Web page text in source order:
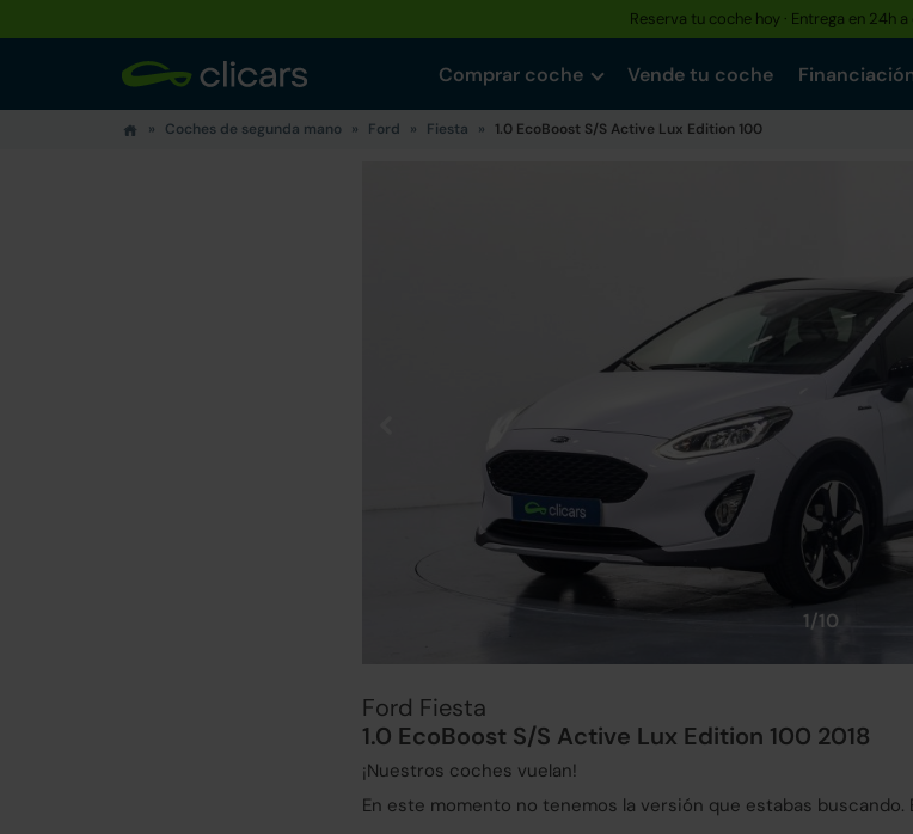
Reserva tu coche hoy · Entrega en 24h
Comprar coche Vende tu coche
Coches de segunda mano Ford Fiesta 1.0 EcoBoost S/S Active Lux Edition 100
1/10
Ford Fiesta
1.0 EcoBoost S/S Active Lux Edition 100 2018
¡Nuestros coches vuelan!
En este momento no tenemos la versión que estabas